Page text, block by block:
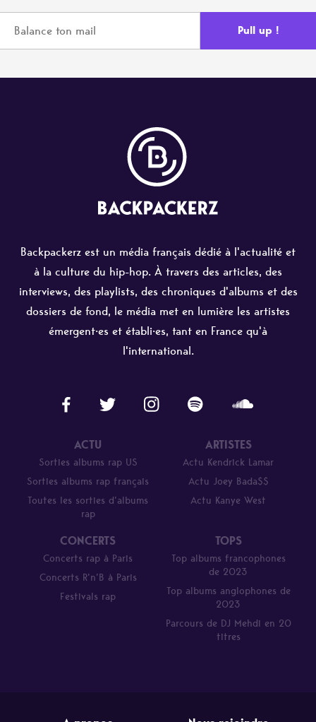
Backpackerz est un média français dédié à l'actualité et
à la culture du hip-hop. À travers des articles, des
interviews, des playlists, des chroniques d'albums et des
dossiers de fond, le média met en lumière les artistes
émergent·es et établi·es, tant en France qu'à
l'international.
ACTU
Sorties albums rap US
Sorties albums rap français
Toutes les sorties d’albums
rap
ARTISTES
Actu Kendrick Lamar
Actu Joey Bada$$
Actu Kanye West
CONCERTS
Concerts rap à Paris
Concerts R’n’B à Paris
Festivals rap
TOPS
Top albums francophones
de 2023
Top albums anglophones de
2023
Parcours de DJ Mehdi en 20
titres